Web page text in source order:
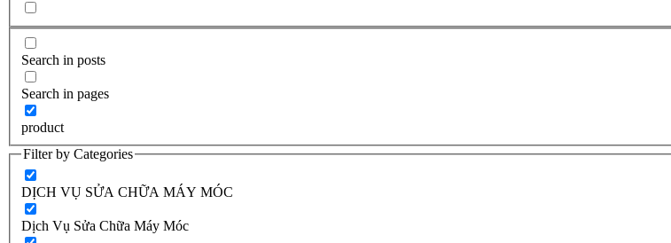
Search in posts
Search in pages
product
Filter by Categories
DỊCH VỤ SỬA CHỮA MÁY MÓC
Dịch Vụ Sửa Chữa Máy Móc